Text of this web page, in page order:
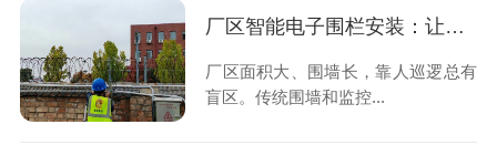
厂区智能电子围栏安装：让入侵止于触碰的第一时间
厂区面积大、围墙长，靠人巡逻总有
盲区。传统围墙和监控...